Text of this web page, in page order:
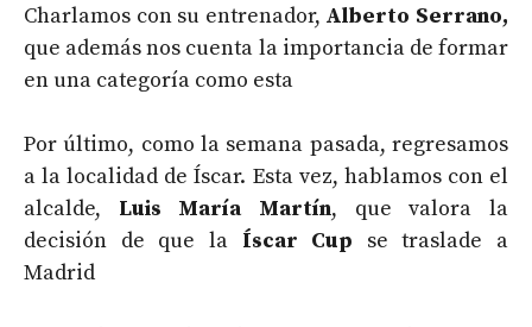
Charlamos con su entrenador, Alberto Serrano,
que además nos cuenta la importancia de formar
en una categoría como esta
Por último, como la semana pasada, regresamos
a la localidad de Íscar. Esta vez, hablamos con el
alcalde, Luis María Martín, que valora la
decisión de que la Íscar Cup se traslade a
Madrid